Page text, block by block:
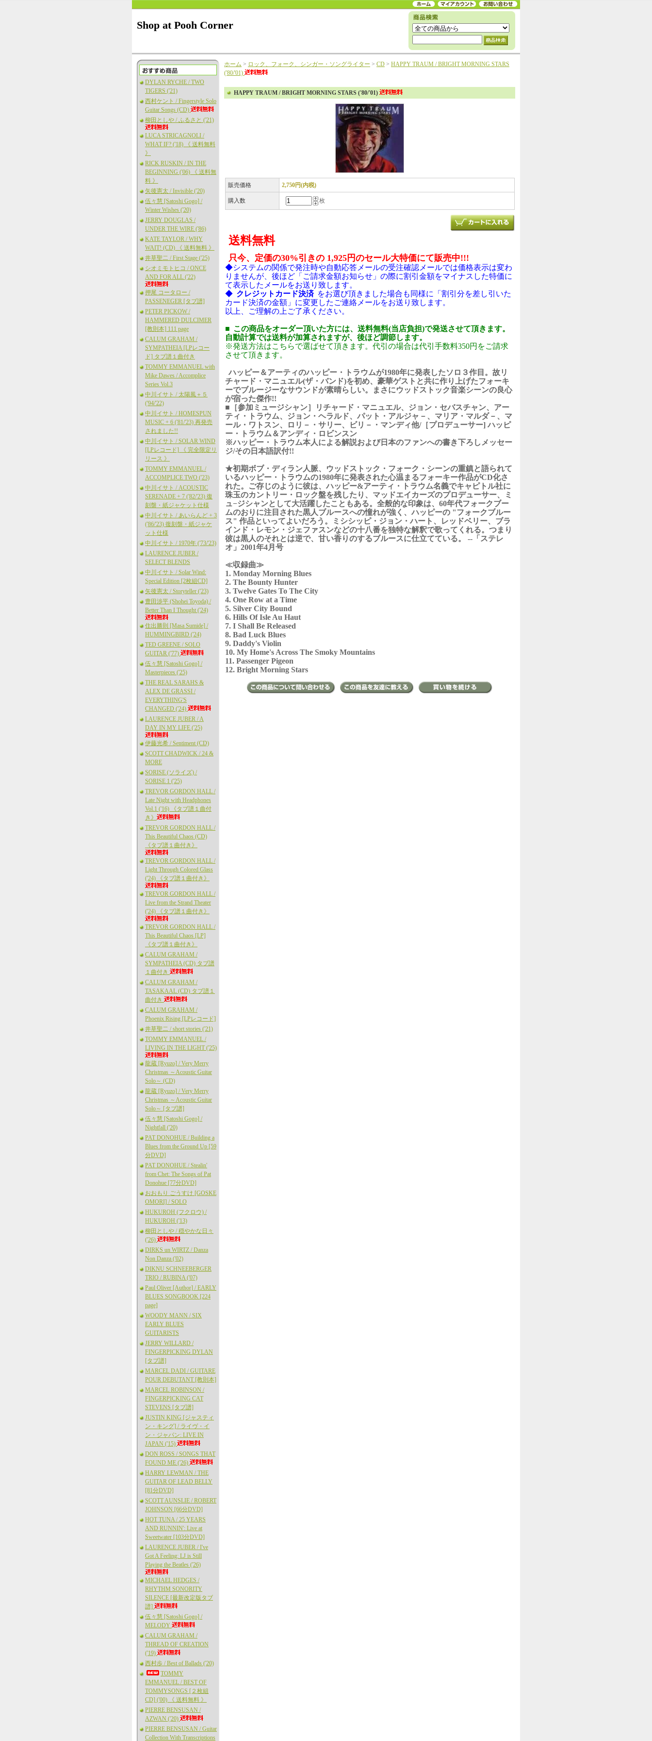
Shop at Pooh Corner
DYLAN RYCHE / TWO
TIGERS ('21)
西村ケント / Fingerstyle Solo
Guitar Songs (CD)
柳田としや / ふるさと ('21)
LUCA STRICAGNOLI /
WHAT IF? ('18) 《 送料無料
》
RICK RUSKIN / IN THE
BEGINNING ('06) 《 送料無
料 》
矢後憲太 / Invisible ('20)
伍々慧 [Satoshi Gogo] /
Winter Wishes ('20)
JERRY DOUGLAS /
UNDER THE WIRE ('86)
KATE TAYLOR / WHY
WAIT! (CD) 《 送料無料 》
井草聖二 / First Stage ('25)
シオミモトヒコ / ONCE
AND FOR ALL ('22)
押尾 コータロー /
PASSENEGER [タブ譜]
PETER PICKOW /
HAMMERED DULCIMER
[教則本] 111 page
CALUM GRAHAM /
SYMPATHEIA [LPレコー
ド] タブ譜１曲付き
TOMMY EMMANUEL with
Mike Dawes / Accomplice
Series Vol.3
中川イサト / 太陽風＋５
('94/'22)
中川イサト / HOMESPUN
MUSIC + 6 ('81/'23) 再発売
されました!!
中川イサト / SOLAR WIND
[LPレコード] 《 完全限定リ
リース 》
TOMMY EMMANUEL /
ACCOMPLICE TWO ('23)
中川イサト / ACOUSTIC
SERENADE + 7 ('82/'23) 復
刻盤・紙ジャケット仕様
中川イサト / あいらんど + 3
('86/'23) 復刻盤・紙ジャケ
ット仕様
中川イサト / 1970年 ('73/'23)
LAURENCE JUBER /
SELECT BLENDS
中川イサト / Solar Wind:
Special Edition [2枚組CD]
矢後憲太 / Storyteller ('23)
豊田渉平 (Shohei Toyoda) /
Better Than I Thought ('24)
住出勝則 [Masa Sumide] /
HUMMINGBIRD ('24)
TED GREENE / SOLO
GUITAR ('77)
伍々慧 [Satoshi Gogo] /
Masterpieces ('25)
THE REAL SARAHS &
ALEX DE GRASSI /
EVERYTHING'S
CHANGED ('24)
LAURENCE JUBER / A
DAY IN MY LIFE ('25)
伊藤光希 / Sentiment (CD)
SCOTT CHADWICK / 24 &
MORE
SORISE (ソライズ) /
SORISE 1 ('25)
TREVOR GORDON HALL /
Late Night with Headphones
Vol.1 ('16) 《タブ譜１曲付
き》
TREVOR GORDON HALL /
This Beautiful Chaos (CD)
《タブ譜１曲付き》
TREVOR GORDON HALL /
Light Through Colored Glass
('24) 《タブ譜１曲付き》
TREVOR GORDON HALL /
Live from the Strand Theater
('24) 《タブ譜１曲付き》
TREVOR GORDON HALL /
This Beautiful Chaos [LP]
《タブ譜１曲付き》
CALUM GRAHAM /
SYMPATHEIA (CD) タブ譜
１曲付き
CALUM GRAHAM /
TASAKAAL (CD) タブ譜１
曲付き
CALUM GRAHAM /
Phoenix Rising [LPレコード]
井草聖二 / short stories ('21)
TOMMY EMMANUEL /
LIVING IN THE LIGHT ('25)
龍蔵 [Ryuzo] / Very Merry
Christmas ～Acoustic Guitar
Solo～ (CD)
龍蔵 [Ryuzo] / Very Merry
Christmas ～Acoustic Guitar
Solo～ [タブ譜]
伍々慧 [Satoshi Gogo] /
Nightfall ('20)
PAT DONOHUE / Building a
Blues from the Ground Up [59
分DVD]
PAT DONOHUE / Stealin'
from Chet: The Songs of Pat
Donohue [77分DVD]
おおもり ごうすけ [GOSKE
OMORI] / SOLO
HUKUROH (フクロウ) /
HUKUROH ('13)
柳田としや / 穏やかな日々
('26)
DIRKS un WIRTZ / Danza
Non Danza ('02)
DIKNU SCHNEEBERGER
TRIO / RUBINA ('07)
Paul Oliver [Author] / EARLY
BLUES SONGBOOK [224
page]
WOODY MANN / SIX
EARLY BLUES
GUITARISTS
JERRY WILLARD /
FINGERPICKING DYLAN
[タブ譜]
MARCEL DADI / GUITARE
POUR DEBUTANT [教則本]
MARCEL ROBINSON /
FINGERPICKING CAT
STEVENS [タブ譜]
JUSTIN KING [ジャスティ
ン・キング] / ライヴ・イ
ン・ジャパン: LIVE IN
JAPAN ('15)
DON ROSS / SONGS THAT
FOUND ME ('26)
HARRY LEWMAN / THE
GUITAR OF LEAD BELLY
[81分DVD]
SCOTT AUNSLIE / ROBERT
JOHNSON [66分DVD]
HOT TUNA / 25 YEARS
AND RUNNIN': Live at
Sweetwater [103分DVD]
LAURENCE JUBER / I've
Got A Feeling: LJ is Still
Playing the Beatles ('26)
MICHAEL HEDGES /
RHYTHM SONORITY
SILENCE [最新改定版タブ
譜]
伍々慧 [Satoshi Gogo] /
MELODY
CALUM GRAHAM /
THREAD OF CREATION
('19)
西村歩 / Best of Ballads ('20)
TOMMY
EMMANUEL / BEST OF
TOMMYSONGS [２枚組
CD] ('00) 《 送料無料 》
PIERRE BENSUSAN /
AZWAN ('20)
PIERRE BENSUSAN / Guitar
Collection With Transcriptions
ホーム > ロック、フォーク、シンガー・ソングライター > CD > HAPPY TRAUM / BRIGHT MORNING STARS
('80/'01)
HAPPY TRAUM / BRIGHT MORNING STARS ('80/'01)
販売価格 2,750円(内税)
購入数 枚
送料無料
只今、定価の30%引きの 1,925円のセール大特価にて販売中!!!
◆システムの関係で発注時や自動応答メールの受注確認メールでは価格表示は変わ
りませんが、後ほど「ご請求金額お知らせ」の際に割引金額をマイナスした特価に
て表示したメールをお送り致します。
◆ クレジットカード決済 をお選び頂きました場合も同様に「割引分を差し引いた
カード決済の金額」に変更したご連絡メールをお送り致します。
以上、ご理解の上ご了承ください。
■ この商品をオーダー頂いた方には、送料無料(当店負担)で発送させて頂きます。
自動計算では送料が加算されますが、後ほど調節します。
※発送方法はこちらで選ばせて頂きます。代引の場合は代引手数料350円をご請求
させて頂きます。
ハッピー＆アーティのハッピー・トラウムが1980年に発表したソロ３作目。故リ
チャード・マニュエル(ザ・バンド)を初め、豪華ゲストと共に作り上げたフォーキ
ーでブルージーなサウンドが素晴らしい。まさにウッドストック音楽シーンの良心
が宿った傑作!!
■［参加ミュージシャン］リチャード・マニュエル、ジョン・セバスチャン、アー
ティ・トラウム、ジョン・ヘラルド、パット・アルジャ－、マリア・マルダ－、マ
ール・ワトスン、ロリ－・サリー、ビリ－・マンディ他/［プロデューサー] ハッピ
ー・トラウム＆アンディ・ロビンスン
※ハッピー・トラウム本人による解説および日本のファンへの書き下ろしメッセー
ジ/その日本語訳付!!
★初期ボブ・ディラン人脈、ウッドストック・フォーク・シーンの重鎮と語られて
いるハッピー・トラウムの1980年に発表された心温まるフォーキー作品がCD化さ
れた。ご存じのように彼は、ハッピー&アーティ・トラウム名義でキャピトル社に
珠玉のカントリー・ロック盤を残したり、マッドエイカーズのプロデューサー、ミ
ュ−ジシャンとして大活躍したこともある。全般的な印象は、60年代フォークブー
ムのおりに注目された黒人ブルースへの憧れが強く、ハッピーの "フォークブルー
ス" 作品といってよいだろう。ミシシッピ・ジョン・ハート、レッドベリー、ブラ
インド・レモン・ジェファスンなどの十八番を独特な解釈で歌ってくれる。つまり
彼は黒人のそれとは逆で、甘い香りのするブルースに仕立てている。 --「ステレ
オ」2001年4月号
≪収録曲≫
1. Monday Morning Blues
2. The Bounty Hunter
3. Twelve Gates To The City
4. One Row at a Time
5. Silver City Bound
6. Hills Of Isle Au Haut
7. I Shall Be Released
8. Bad Luck Blues
9. Daddy's Violin
10. My Home's Across The Smoky Mountains
11. Passenger Pigeon
12. Bright Morning Stars